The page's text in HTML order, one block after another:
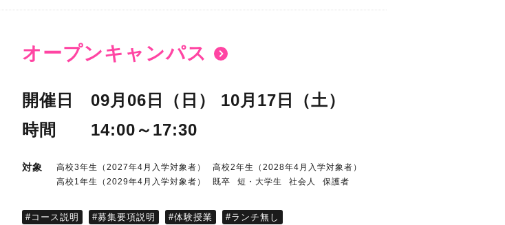
オープンキャンパス
開催日 09月06日（日）
10月17日（土）
時間
14:00～17:30
対象 高校3年生（2027年4月入学対象者）
高校2年生（2028年4月入学対象者）
高校1年生（2029年4月入学対象者）
既卒 短・大学生 社会人 保護者
#コース説明 #募集要項説明 #体験授業 #ランチ無し